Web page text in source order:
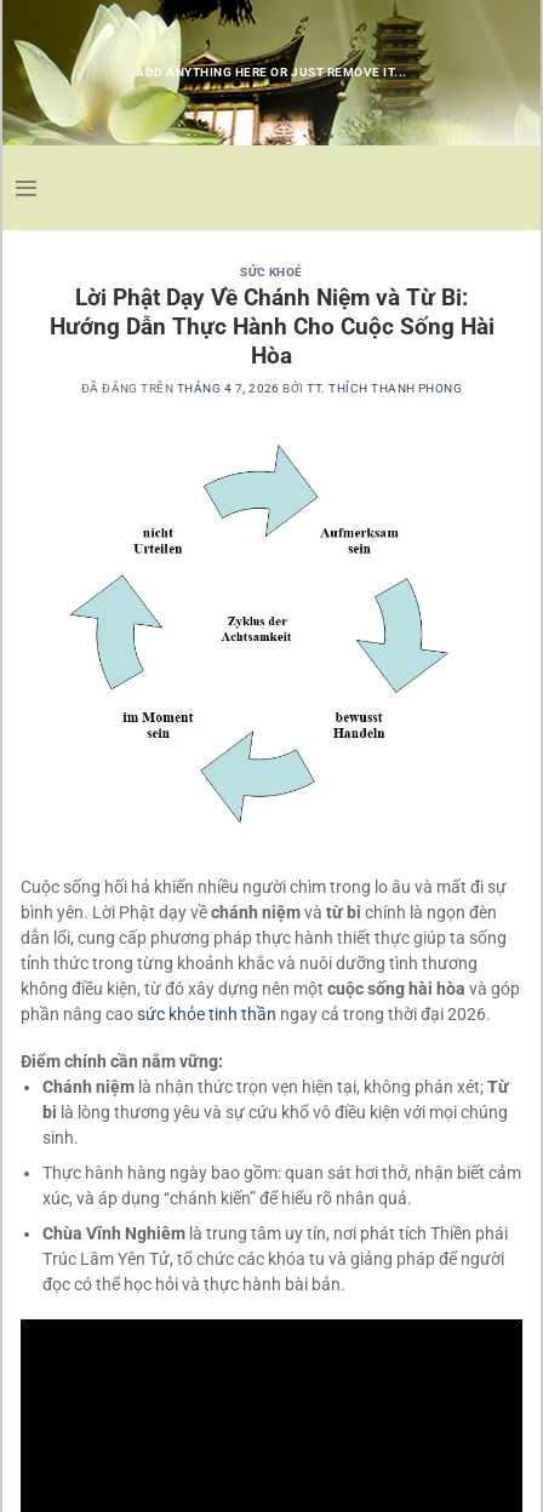
đến
nội
dung
ADD ANYTHING HERE OR JUST REMOVE IT...
SỨC KHOẺ
Lời Phật Dạy Về Chánh Niệm và Từ Bi:
Hướng Dẫn Thực Hành Cho Cuộc Sống Hài
Hòa
ĐÃ ĐĂNG TRÊN THÁNG 4 7, 2026 BỞITT. THÍCH THANH PHONG
Cuộc sống hối hả khiến nhiều người chìm trong lo âu và mất đi sự
bình yên. Lời Phật dạy vềchánh niệmvà từ bi chính là ngọn đèn
dẫn lối, cung cấp phương pháp thực hành thiết thực giúp ta sống
tỉnh thức trong từng khoảnh khắc và nuôi dưỡng tình thương
không điều kiện, từ đó xây dựng nên một cuộc sống hài hòa và góp
phần nâng caosức khỏe tinh thần ngay cả trong thời đại 2026.
Điểm chính cần nắm vững:
Chánh niệmlà nhận thức trọn vẹn hiện tại, không phán xét;Từ
bi là lòng thương yêu và sự cứu khổ vô điều kiện với mọi chúng
sinh.
Thực hành hàng ngày bao gồm: quan sát hơi thở, nhận biết cảm
xúc, và áp dụng “chánh kiến” để hiểu rõ nhân quả.
Chùa Vĩnh Nghiêmlà trung tâm uy tín, nơi phát tích Thiền phái
Trúc Lâm Yên Tử, tổ chức các khóa tu và giảng pháp để người
đọc có thể học hỏi và thực hành bài bản.